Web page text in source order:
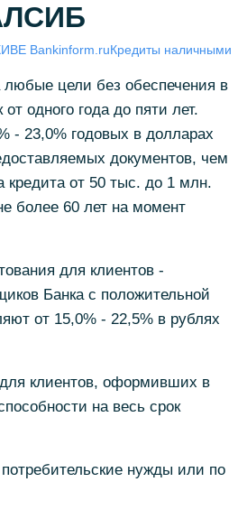
Bankinform.ruКредиты наличными
цели без обеспечения в
одного года до пяти лет.
- 23,0% годовых в долларах
документов, чем
кредита от 50 тыс. до 1 млн.
более 60 лет на момент
для клиентов -
Банка с положительной
от 15,0% - 22,5% в рублях
клиентов, оформивших в
на весь срок
нужды или по